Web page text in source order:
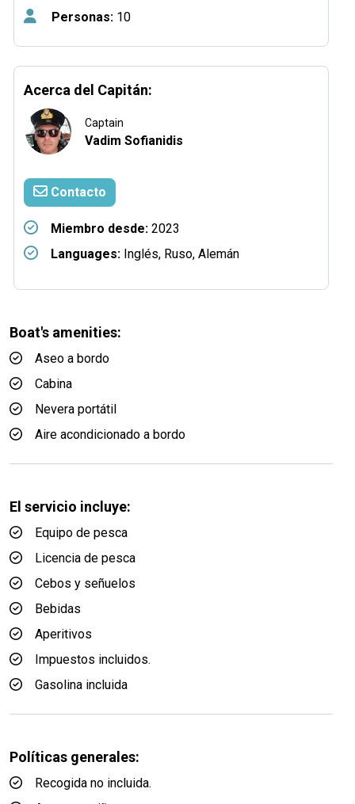
Personas: 10
Acerca del Capitán:
Captain
Vadim Sofianidis
Contacto
Miembro desde: 2023
Languages: Inglés, Ruso, Alemán
Boat's amenities:
Aseo a bordo
Cabina
Nevera portátil
Aire acondicionado a bordo
El servicio incluye:
Equipo de pesca
Licencia de pesca
Cebos y señuelos
Bebidas
Aperitivos
Impuestos incluidos.
Gasolina incluida
Políticas generales:
Recogida no incluida.